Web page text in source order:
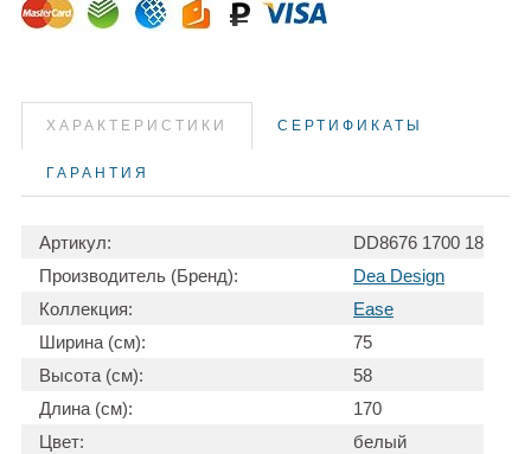
ХАРАКТЕРИСТИКИ СЕРТИФИКАТЫ
ГАРАНТИЯ
Артикул:
DD8676 1700 18
Производитель (Бренд):
Dea Design
Коллекция:
Ease
Ширина (см):
75
Высота (см):
58
Длина (см):
170
Цвет:
белый